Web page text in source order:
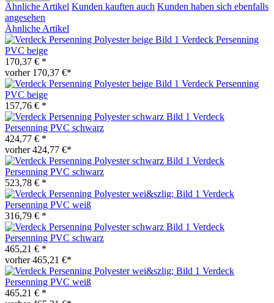
Ähnliche Artikel Kunden kauften auch Kunden haben sich ebenfalls
angesehen
Ähnliche Artikel
Verdeck Persenning
PVC beige
170,37 € *
vorher 170,37 €*
Verdeck Persenning
PVC beige
157,76 € *
Verdeck
Persenning PVC schwarz
424,77 € *
vorher 424,77 €*
Verdeck
Persenning PVC schwarz
523,78 € *
Verdeck
Persenning PVC weiß
316,79 € *
Verdeck
Persenning PVC schwarz
465,21 € *
vorher 465,21 €*
Verdeck
Persenning PVC weiß
465,21 € *